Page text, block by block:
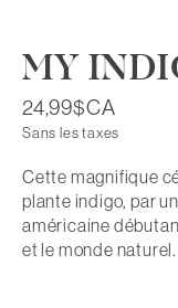
MY
24,99$CA
Sans les taxes
Cette magnifique
plante indigo, par
américaine
et le monde naturel.